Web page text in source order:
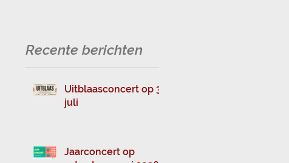
Recente berichten
Uitblaasconcert op 3
juli
Jaarconcert op